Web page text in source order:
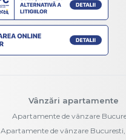
Vânzări apartamente
Apartamente de vânzare
Apartamente de vânzare